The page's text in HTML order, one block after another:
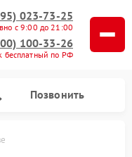
023-73-25
с 9:00 до 21:00
100-33-26
бесплатный по РФ
Позвонить